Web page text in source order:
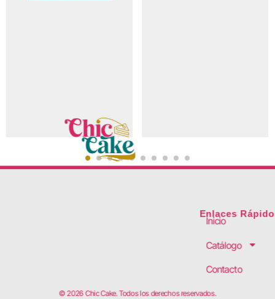
Enlaces
Inicio
Catálogo
Contacto
© 2026 Chic Cake. Todos los derechos reservados.